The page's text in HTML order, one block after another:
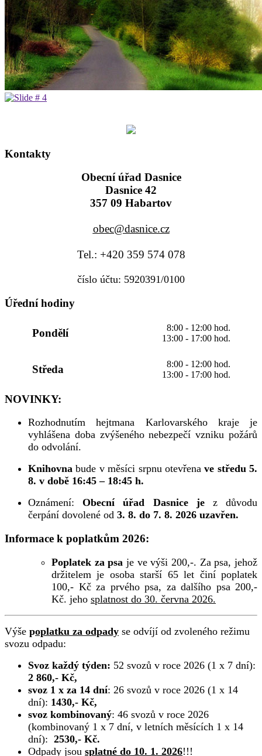
Kontakty
Obecní úřad Dasnice
Dasnice 42
357 09 Habartov
obec@dasnice.cz
Tel.: +420 359 574 078
číslo účtu: 5920391/0100
Úřední hodiny
Pondělí
8:00 - 12:00 hod.
13:00 - 17:00 hod.
Středa
8:00 - 12:00 hod.
13:00 - 17:00 hod.
NOVINKY:
Rozhodnutím hejtmana Karlovarského kraje je
vyhlášena doba zvýšeného nebezpečí vzniku požárů
do odvolání.
Knihovna bude v měsíci srpnu otevřenave středu 5.
8. v době 16:45 – 18:45 h.
Oznámení:Obecní úřad Dasnice jez důvodu
čerpání dovolené od 3. 8. do 7. 8. 2026 uzavřen.
Informace k poplatkům 2026:
Poplatek za psa je ve výši 200,-. Za psa, jehož
držitelem je osoba starší 65 let činí poplatek
100,- Kč za prvého psa, za dalšího psa 200,-
Kč. jeho splatnost do 30. června 2026.
Výše poplatku za odpady se odvíjí od zvoleného režimu
svozu odpadu:
Svoz každý týden: 52 svozů v roce 2026 (1 x 7 dní):
2 860,- Kč,
svoz 1 x za 14 dní: 26 svozů v roce 2026 (1 x 14
dní): 1430,- Kč,
svoz kombinovaný: 46 svozů v roce 2026
(kombinovaný 1 x 7 dní, v letních měsících 1 x 14
dní): 2530,- Kč.
Odpady jsou splatné do 10. 1. 2026!!!